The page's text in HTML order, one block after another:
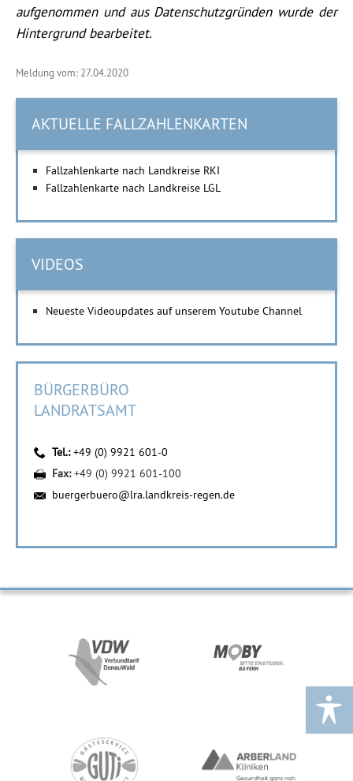
aufgenommen und aus Datenschutzgründen wurde der
Hintergrund bearbeitet.
Meldung vom: 27.04.2020
AKTUELLE FALLZAHLENKARTEN
Fallzahlenkarte nach Landkreise RKI
Fallzahlenkarte nach Landkreise LGL
VIDEOS
Neueste Videoupdates auf unserem Youtube Channel
BÜRGERBÜRO
LANDRATSAMT
Tel.:+49 (0) 9921 601-0
Fax:+49 (0) 9921 601-100
buergerbuero@lra.landkreis-regen.de